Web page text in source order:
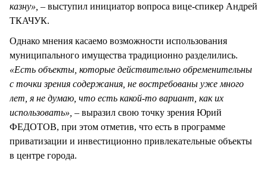
казну», – выступил инициатор вопроса вице-спикер Андрей
ТКАЧУК.
Однако мнения касаемо возможности использования
муниципального имущества традиционно разделились.
«Есть объекты, которые действительно обременительны
с точки зрения содержания, не востребованы уже много
лет, я не думаю, что есть какой-то вариант, как их
использовать», – выразил свою точку зрения Юрий
ФЕДОТОВ, при этом отметив, что есть в программе
приватизации и инвестиционно привлекательные объекты
в центре города.